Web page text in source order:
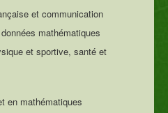
et communication
mathématiques
et sportive, santé et
en mathématiques